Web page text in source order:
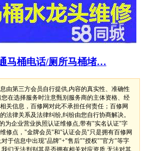
马桶电话/厕所马桶堵…
由第三方会员自行提供,内容的真实性、准确性
在选择服务时注意甄别服务商的主体资格、经
关信息，百修网对此不承担任何责任；百修网
法律关系及法律纠纷,纠纷由您自行协商解决。
为企业营业执照认证维修点,带有"实名认证"字
修点，"金牌会员"和"认证会员"只是拥有百修网
;对于信息中出现"品牌"+"售后""授权""官方"等字
们无法判别其是否拥有相关对应资质,无法对其